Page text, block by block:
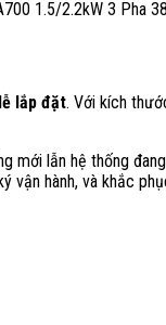
lắp đặt. Với kích
mới lẫn hệ thống
vận hành, và khắc